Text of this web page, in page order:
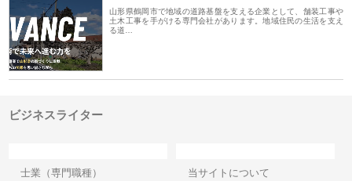
山形県鶴岡市で地域の道路基盤を支える企業として、舗装工事や
土木工事を手がける専門会社があります。地域住民の生活を支え
る道…
ビジネスライター
士業（専門職種）
当サイトについて